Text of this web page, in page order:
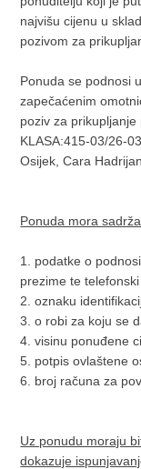
najvišu cijenu u
pozivom za
Ponuda se podnosi
zapečaćenim
poziv za
KLASA:415-03/26-
Osijek, Cara
Ponuda mora
1. podatke o
prezime te
2. oznaku
3. o robi za koju se
4. visinu ponuđene
5. potpis ovlaštene
6. broj računa za
Uz ponudu moraju
dokazuje